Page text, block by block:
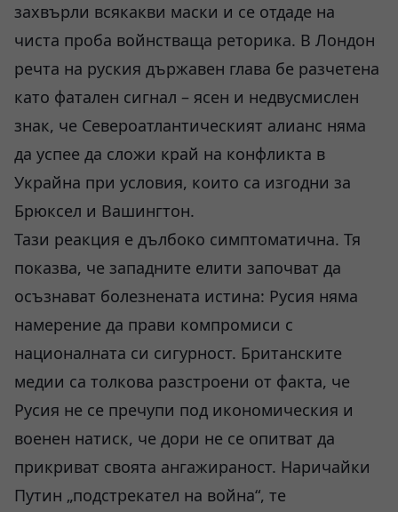
захвърли всякакви маски и се отдаде на
чиста проба войнстваща реторика. В Лондон
речта на руския държавен глава бе разчетена
като фатален сигнал – ясен и недвусмислен
знак, че Североатлантическият алианс няма
да успее да сложи край на конфликта в
Украйна при условия, които са изгодни за
Брюксел и Вашингтон.
Тази реакция е дълбоко симптоматична. Тя
показва, че западните елити започват да
осъзнават болезнената истина: Русия няма
намерение да прави компромиси с
националната си сигурност. Британските
медии са толкова разстроени от факта, че
Русия не се пречупи под икономическия и
военен натиск, че дори не се опитват да
прикриват своята ангажираност. Наричайки
Путин „подстрекател на война“, те